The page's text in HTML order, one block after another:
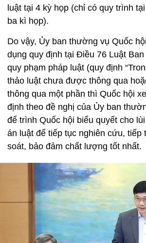
luật tại 4 kỳ họp (chỉ có quy trình
ba kì họp).
Do vậy, Ủy ban thường vụ Quốc
dụng quy định tại Điều 76 Luật
quy phạm pháp luật (quy định
thảo luật chưa được thông qua
thông qua một phần thì Quốc hội
định theo đề nghị của Ủy ban
để trình Quốc hội biểu quyết cho
án luật để tiếp tục nghiên cứu, tiếp
soát, bảo đảm chất lượng tốt nhất.